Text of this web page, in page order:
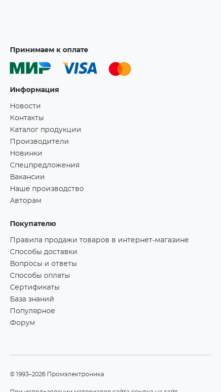
Принимаем к оплате
Информация
Новости
Контакты
Каталог продукции
Производители
Новинки
Спецпредложения
Вакансии
Наше производство
Авторам
Покупателю
Правила продажи товаров в интернет-магазине
Способы доставки
Вопросы и ответы
Способы оплаты
Сертификаты
База знаний
Популярное
Форум
©1993–2026 Промэлектроника